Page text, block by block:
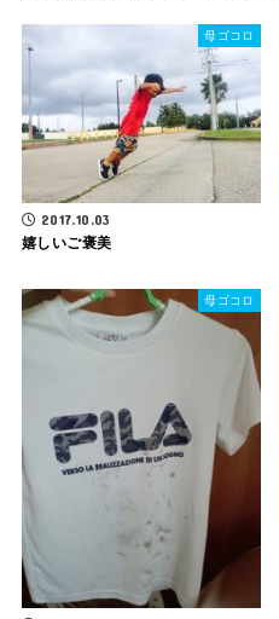
母ゴコロ
2017.10.03
嬉しいご褒美
母ゴコロ